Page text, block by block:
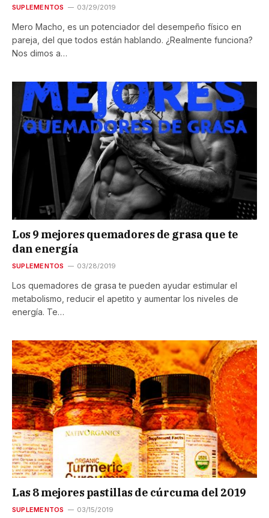
SUPLEMENTOS 03/29/2019
Mero Macho, es un potenciador del desempeño físico en
pareja, del que todos están hablando. ¿Realmente funciona?
Nos dimos a…
Los 9 mejores quemadores de grasa que te
dan energía
SUPLEMENTOS 03/28/2019
Los quemadores de grasa te pueden ayudar estimular el
metabolismo, reducir el apetito y aumentar los niveles de
energía. Te…
Las 8 mejores pastillas de cúrcuma del 2019
SUPLEMENTOS 03/15/2019